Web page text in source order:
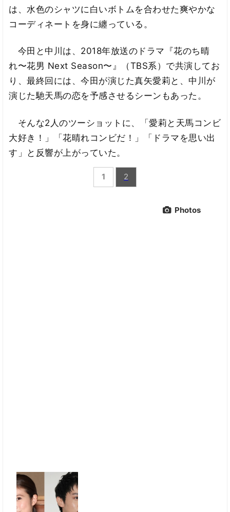
は、水色のシャツに白いボトムを合わせた爽やかな
コーディネートを身に纏っている。
今田と中川は、2018年放送のドラマ『花のち晴
れ〜花男 Next Season〜』（TBS系）で共演してお
り、最終回には、今田が演じた真矢愛莉と、中川が
演じた馳天馬の恋を予感させるシーンもあった。
そんな2人のツーショットに、「愛莉と天馬コンビ
大好き！」「花晴れコンビだ！」「ドラマを思い出
す」と反響が上がっていた。
1 2
Photos